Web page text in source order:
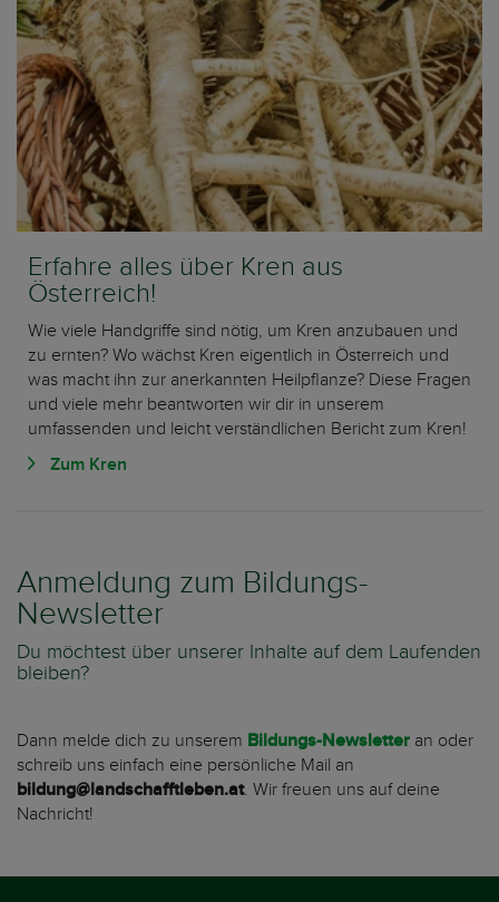
Erfahre alles über Kren aus
Österreich!
Wie viele Handgriffe sind nötig, um Kren anzubauen und
zu ernten? Wo wächst Kren eigentlich in Österreich und
was macht ihn zur anerkannten Heilpflanze? Diese Fragen
und viele mehr beantworten wir dir in unserem
umfassenden und leicht verständlichen Bericht zum Kren!
Zum Kren
Anmeldung zum Bildungs-
Newsletter
Du möchtest über unserer Inhalte auf dem Laufenden
bleiben?
Dann melde dich zu unserem Bildungs-Newsletter an oder
schreib uns einfach eine persönliche Mail an
bildung@landschafftleben.at. Wir freuen uns auf deine
Nachricht!